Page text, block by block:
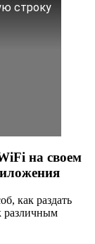
строку
на своем
как раздать
различным